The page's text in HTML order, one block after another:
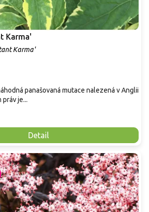
Karma'
Karma'
Detail
panašovaná mutace nalezená v Anglii
je...